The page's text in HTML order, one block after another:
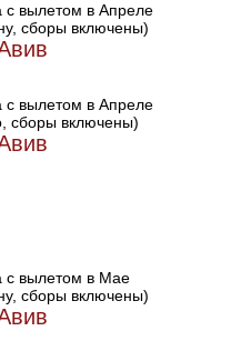
с вылетом в Апреле
сборы включены)
с вылетом в Апреле
сборы включены)
с вылетом в Мае
сборы включены)